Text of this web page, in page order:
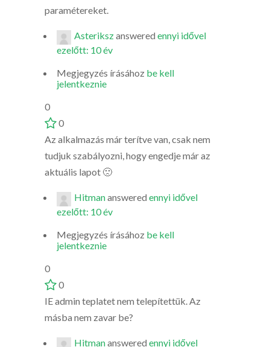
paramétereket.
Asterikszanswered ennyi idővel
ezelőtt: 10 év
Megjegyzés írásához be kell
jelentkeznie
0
0
Az alkalmazás már terítve van, csak nem
tudjuk szabályozni, hogy engedje már az
aktuális lapot 🙁
Hitmananswered ennyi idővel
ezelőtt: 10 év
Megjegyzés írásához be kell
jelentkeznie
0
0
IE admin teplatet nem telepítettük. Az
másba nem zavar be?
Hitmananswered ennyi idővel